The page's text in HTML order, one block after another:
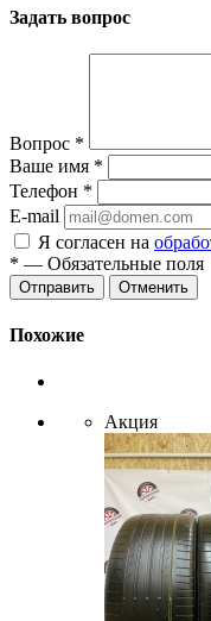
Задать вопрос
Вопрос *
Ваше имя *
Телефон *
E-mail
Я согласен на
* — Обязательные поля
Отменить
Похожие
Акция